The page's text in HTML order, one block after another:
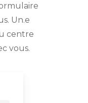
Un.e
centre
vous.